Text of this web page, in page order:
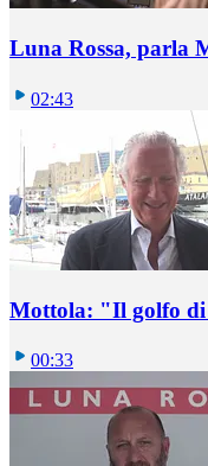
Luna Rossa, parla
02:43
Mottola: "Il golfo di
00:33